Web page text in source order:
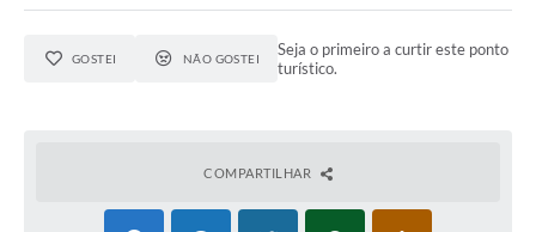
GOSTEI NÃO GOSTEI
Seja o primeiro a curtir este ponto
turístico.
COMPARTILHAR